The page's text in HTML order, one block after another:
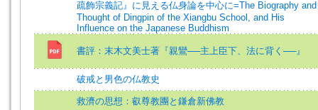
疏飾宗義記』に見える仏身論を中心に=The Biography and
Thought of Dingpin of the Xiangbu School, and His
Influence on the Japanese Buddhism
書評：末木文美士著『親鸞──主上臣下、法に背く──』
破戒と男色の仏教史
救濟の思想：叡尊教團と鎌倉新佛教